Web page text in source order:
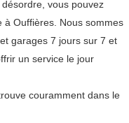
vous pouvez
Ouffières. Nous sommes
garages 7 jours sur 7 et
un service le jour
couramment dans le